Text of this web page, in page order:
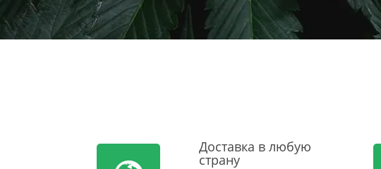
Доставка в любую
страну